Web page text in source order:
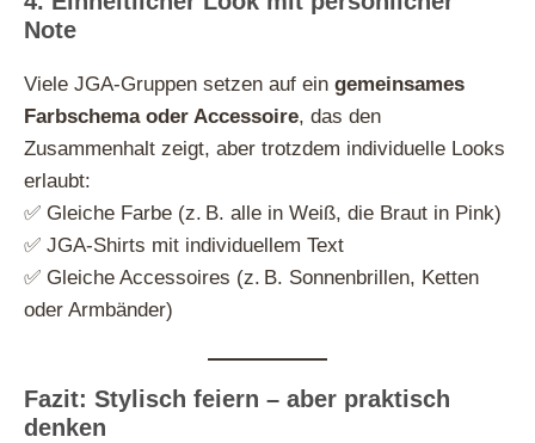
Note
Viele JGA-Gruppen setzen auf ein gemeinsames
Farbschema oder Accessoire, das den
Zusammenhalt zeigt, aber trotzdem individuelle Looks
erlaubt:
✅ Gleiche Farbe (z. B. alle in Weiß, die Braut in Pink)
✅ JGA-Shirts mit individuellem Text
✅ Gleiche Accessoires (z. B. Sonnenbrillen, Ketten
oder Armbänder)
Fazit: Stylisch feiern – aber praktisch
denken